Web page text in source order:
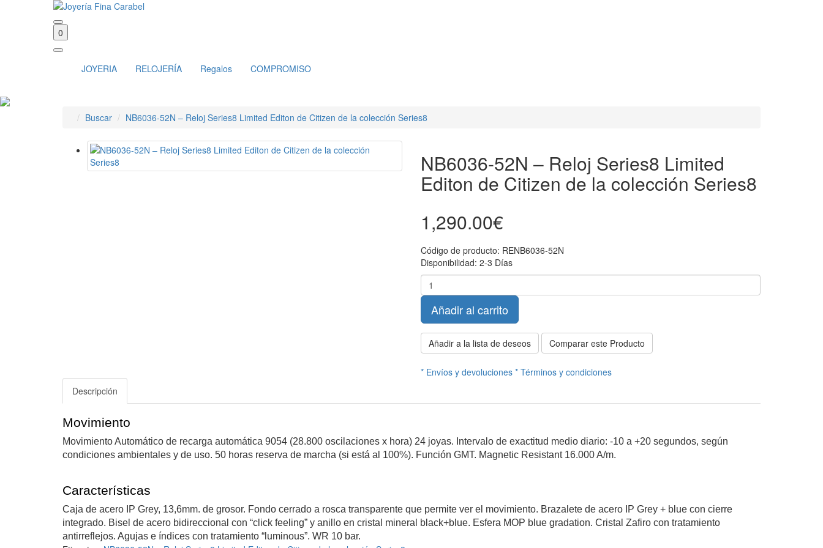
0
JOYERIA RELOJERÍA Regalos COMPROMISO
Buscar NB6036-52N – Reloj Series8 Limited Editon de Citizen de la colección Series8
NB6036-52N – Reloj Series8 Limited
Editon de Citizen de la colección Series8
1,290.00€
Código de producto: RENB6036-52N
Disponibilidad: 2-3 Días
Añadir al carrito
Añadir a la lista de deseos Comparar este Producto
* Envíos y devoluciones * Términos y condiciones
Descripción
Movimiento
Movimiento Automático de recarga automática 9054 (28.800 oscilaciones x hora) 24 joyas. Intervalo de exactitud medio diario: -10 a +20 segundos, según
condiciones ambientales y de uso. 50 horas reserva de marcha (si está al 100%). Función GMT. Magnetic Resistant 16.000 A/m.
Características
Caja de acero IP Grey, 13,6mm. de grosor. Fondo cerrado a rosca transparente que permite ver el movimiento. Brazalete de acero IP Grey + blue con cierre
integrado. Bisel de acero bidireccional con “click feeling” y anillo en cristal mineral black+blue. Esfera MOP blue gradation. Cristal Zafiro con tratamiento
antirreflejos. Agujas e índices con tratamiento “luminous”. WR 10 bar.